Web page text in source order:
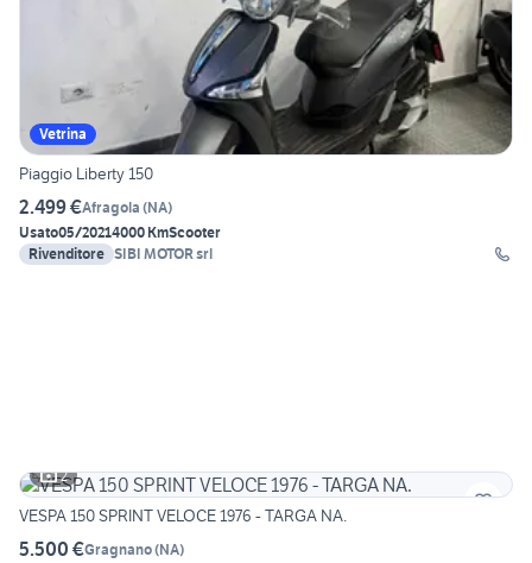
Vetrina
Piaggio Liberty 150
2.499 €Afragola (NA)
Usato05/20214000 KmScooter
Rivenditore SIBI MOTOR srl
2
VESPA 150 SPRINT VELOCE 1976 - TARGA NA.
5.500 €Gragnano(NA)